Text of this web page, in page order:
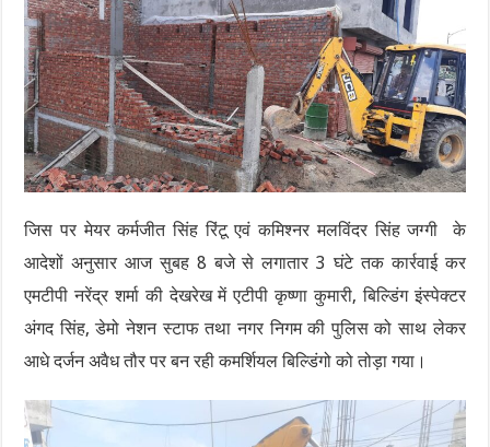
जिस पर मेयर कर्मजीत सिंह रिंटू एवं कमिश्नर मलविंदर सिंह जग्गी के
आदेशों अनुसार आज सुबह 8 बजे से लगातार 3 घंटे तक कार्रवाई कर
एमटीपी नरेंद्र शर्मा की देखरेख में एटीपी कृष्णा कुमारी, बिल्डिंग इंस्पेक्टर
अंगद सिंह, डेमो नेशन स्टाफ तथा नगर निगम की पुलिस को साथ लेकर
आधे दर्जन अवैध तौर पर बन रही कमर्शियल बिल्डिंगो को तोड़ा गया।